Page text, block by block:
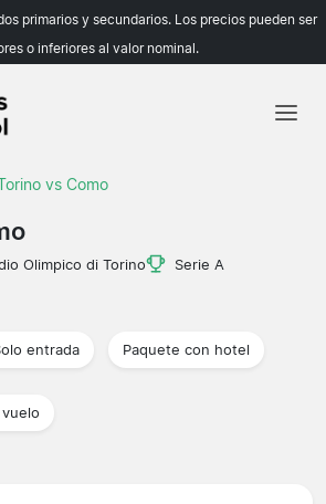
primarios y secundarios. Los precios pueden ser
o inferiores al valor nominal.
vs Como
Olimpico di Torino
Serie A
entrada Paquete con hotel